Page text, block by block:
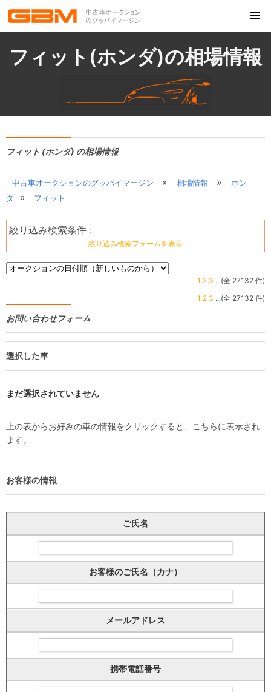
フィット(ホンダ)の相場情報
フィット (ホンダ) の相場情報
中古車オークションのグッバイマージン » 相場情報 »
ホン
ダ
» フィット
絞り込み検索条件 :
絞り込み検索フォームを表示
1 2 3 ...(全 27132 件)
1 2 3 ...(全 27132 件)
お問い合わせフォーム
選択した車
まだ選択されていません
上の表からお好みの車の情報をクリックすると、こちらに表示され
ます。
お客様の情報
ご氏名
お客様のご氏名（カナ）
メールアドレス
携帯電話番号